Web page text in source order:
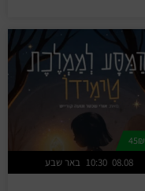
באר שבע 10:30 08.08